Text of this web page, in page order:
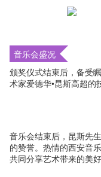
音乐会盛况
颁奖仪式结束后，备受
术家爱德华•昆斯高超的
音乐会结束后，昆斯先
的赞誉。热情的西安音
共同分享艺术带来的美好